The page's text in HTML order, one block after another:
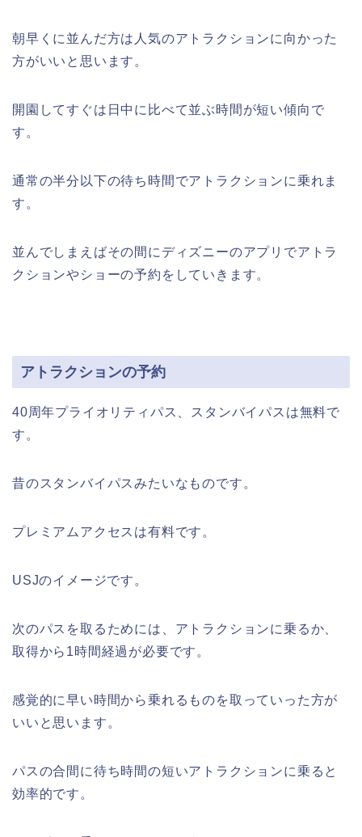
朝早くに並んだ方は人気のアトラクションに向かった
方がいいと思います。
開園してすぐは日中に比べて並ぶ時間が短い傾向で
す。
通常の半分以下の待ち時間でアトラクションに乗れま
す。
並んでしまえばその間にディズニーのアプリでアトラ
クションやショーの予約をしていきます。
アトラクションの予約
40周年プライオリティパス、スタンバイパスは無料で
す。
昔のスタンバイパスみたいなものです。
プレミアムアクセスは有料です。
USJのイメージです。
次のパスを取るためには、アトラクションに乗るか、
取得から1時間経過が必要です。
感覚的に早い時間から乗れるものを取っていった方が
いいと思います。
パスの合間に待ち時間の短いアトラクションに乗ると
効率的です。